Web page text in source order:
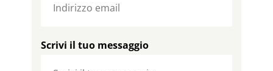
Scrivi il tuo messaggio